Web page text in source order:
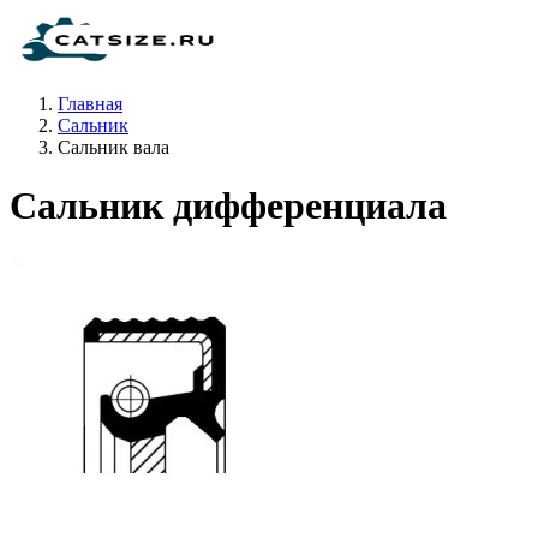
Главная
Сальник
Сальник вала
Сальник дифференциала